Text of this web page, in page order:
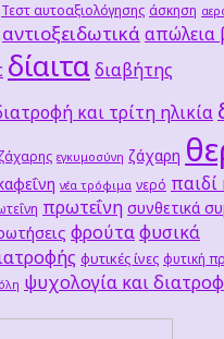
Τεστ αυτοαξιολόγησης άσκηση
αντιοξειδωτικά απώλεια
δίαιτα διαβήτης
και τρίτη ηλικία
εγκυμοσύνη ζάχαρη
νέα τρόφιμα νερό παιδί
πρωτεΐνη συνθετικά
φρούταφυσικά
φυτικές ίνες φυτική
ψυχολογία και